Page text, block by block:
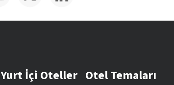
Yurt İçi Oteller Otel Temaları